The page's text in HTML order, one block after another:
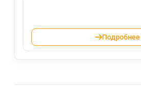
Подробнее